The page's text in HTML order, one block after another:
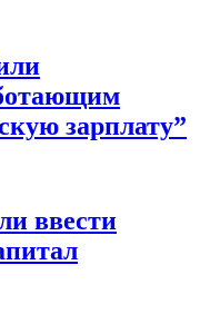
зарплату”
ввести